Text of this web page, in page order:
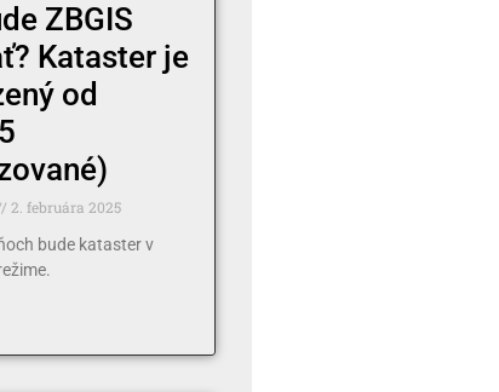
ZBGIS
Kataster je
od
2. februára 2025
bude kataster v